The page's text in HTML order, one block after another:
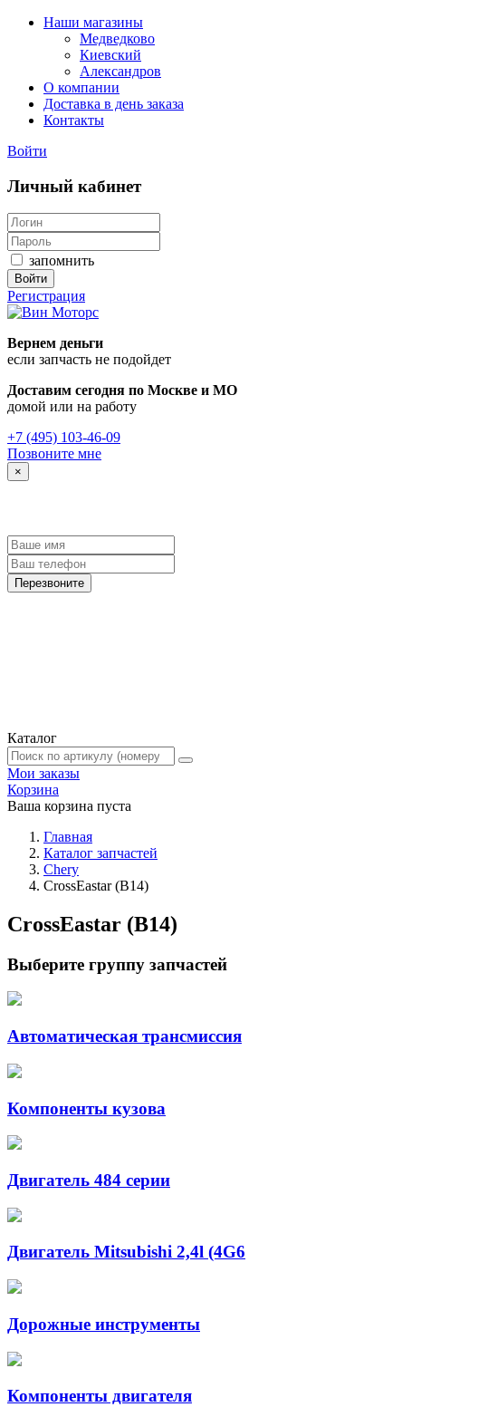
Наши магазины
Медведково
Киевский
Александров
О компании
Доставка в день заказа
Контакты
Войти
Личный кабинет
запомнить
Войти
Регистрация
Вернем деньги
если запчасть не подойдет
Доставим сегодня по Москве и МО
домой или на работу
+7 (495) 103-46-09
Позвоните мне
×
Каталог
Мои заказы
Корзина
Ваша корзина пуста
Главная
Каталог запчастей
Chery
CrossEastar (B14)
CrossEastar (B14)
Выберите группу запчастей
Автоматическая трансмиссия
Компоненты кузова
Двигатель 484 серии
Двигатель Mitsubishi 2,4l (4G6
Дорожные инструменты
Компоненты двигателя